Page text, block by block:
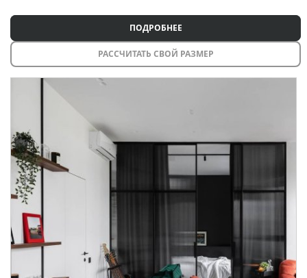
ПОДРОБНЕЕ
РАССЧИТАТЬ СВОЙ РАЗМЕР